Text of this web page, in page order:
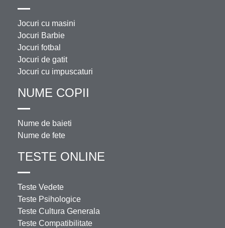
Jocuri cu masini
Jocuri Barbie
Jocuri fotbal
Jocuri de gatit
Jocuri cu impuscaturi
NUME COPII
Nume de baieti
Nume de fete
TESTE ONLINE
Teste Vedete
Teste Psihologice
Teste Cultura Generala
Teste Compatibilitate